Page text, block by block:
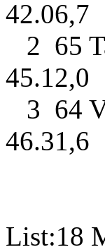
2 65
3 64